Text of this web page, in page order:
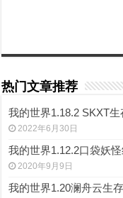
热门文章推荐
我的世界1.18.2 SKXT生
2022年6月30日
我的世界1.12.2口袋妖
2020年9月9日
我的世界1.20澜舟云生